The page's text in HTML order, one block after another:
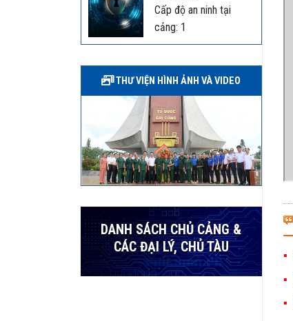
Cấp độ an ninh tại
cảng: 1
THƯ VIỆN HÌNH ẢNH VÀ VIDEO
DANH SÁCH CHỦ CẢNG &
CÁC ĐẠI LÝ, CHỦ TÀU